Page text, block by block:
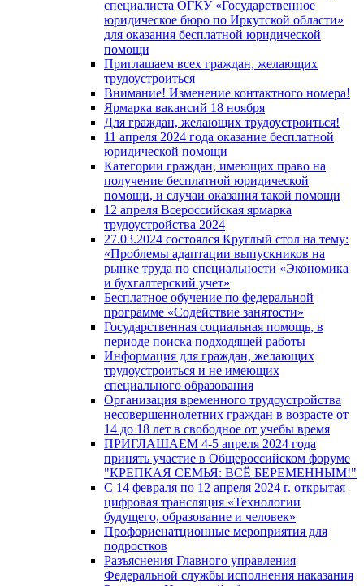
специалиста ОГКУ «Государственное
юридическое бюро по Иркутской области»
для оказания бесплатной юридической
помощи
Приглашаем всех граждан, желающих
трудоустроиться
Внимание! Изменение контактного номера!
Ярмарка вакансий 18 ноября
Для граждан, желающих трудоустроиться!
11 апреля 2024 года оказание бесплатной
юридической помощи
Категории граждан, имеющих право на
получение бесплатной юридической
помощи, и случаи оказания такой помощи
12 апреля Всероссийская ярмарка
трудоустройства 2024
27.03.2024 состоялся Круглый стол на тему:
«Проблемы адаптации выпускников на
рынке труда по специальности «Экономика
и бухгалтерский учет»
Бесплатное обучение по федеральной
программе «Содействие занятости»
Государственная социальная помощь, в
периоде поиска подходящей работы
Информация для граждан, желающих
трудоустроиться и не имеющих
специального образования
Организация временного трудоустройства
несовершеннолетних граждан в возрасте от
14 до 18 лет в свободное от учебы время
ПРИГЛАШАЕМ 4-5 апреля 2024 года
принять участие в Общероссийском форуме
"КРЕПКАЯ СЕМЬЯ: ВСЁ БЕРЕМЕННЫМ!"
С 14 февраля по 12 апреля 2024 г. открытая
цифровая трансляция «Технологии
будущего, образование и человек»
Профориенатционные мероприятия для
подростков
Разъяснения Главного управления
Федеральной службы исполнения наказания